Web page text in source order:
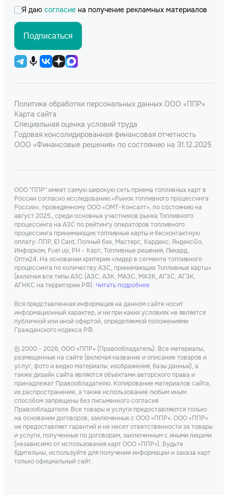
Я даю согласие на получение рекламных материалов
Подписаться
Политика обработки персональных данных ООО «ППР»
Карта сайта
Специальная оценка условий труда
Годовая консолидированная финансовая отчетность
ООО «Финансовые решения» по состоянию на 31.12.2025
ООО "ППР" имеет самую широкую сеть приема топливных карт в
России согласно исследованию «Рынок топливного процессинга
России», проведенному ООО «ОМТ-Консалт», по состоянию на
август 2025., среди основных участников рынка Топливного
процессинга на АЗС по рейтингу операторов топливного
процессинга принимающих топливные карты и бесконтактную
оплату: ППР, Е1 Card, Полный бак, Мастерс, Кардекс, ЯндексGo,
Инфорком, Fuel up, РН - Карт, Топливные решения, Ликард,
Опти24. На основании критерия «лидер в сегменте топливного
процессинга по количеству АЗС, принимающих Топливные карты»
(включая все типы АЗС (АЗС, АЗК, МАЗС, МАЗК, АГЗС, АГЗК,
АГНКС на территории РФ). Читать подробнее
Вся представленная информация на данном сайте носит
информационный характер, и ни при каких условиях не является
публичной или иной офертой, определяемой положениями
Гражданского кодекса РФ.
© 2000 - 2026, ООО «ППР» (Правообладатель). Все материалы,
размещенные на сайте (включая название и описание товаров и
услуг, фото и видео материалы, изображения, базы данных), а
также дизайн сайта являются объектами авторского права и
принадлежат Правообладателю. Копирование материалов сайта,
их распространение, а также использование любым иным
способом запрещены без письменного согласия
Правообладателя. Все товары и услуги предоставляются только
на основании договоров, заключенных с ООО «ППР». ООО «ППР»
не предоставляет гарантий и не несет ответственности за товары
и услуги, полученные по договорам, заключенным с иными лицами
(независимо от использования карт ООО «ППР»). Будьте
бдительны, используйте для получения информации и заказа карт
только официальный сайт.